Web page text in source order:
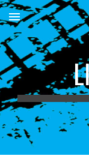
Skip to main